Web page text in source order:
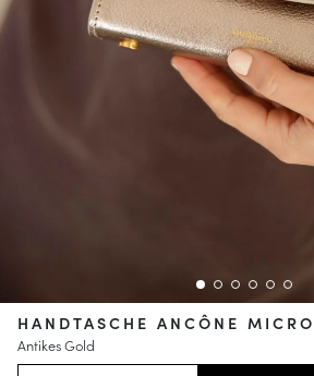
HANDTASCHE ANCÔNE MICRO
Antikes Gold